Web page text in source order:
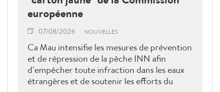
européenne
07/08/2026 NOUVELLES
Ca Mau intensifie les mesures de prévention
et de répression de la pêche INN afin
d’empêcher toute infraction dans les eaux
étrangères et de soutenir les efforts du